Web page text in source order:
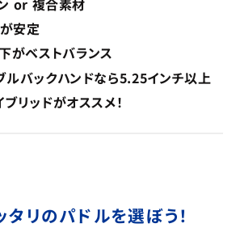
or 複合素材
安定
がベストバランス
バックハンドなら5.25インチ以上
リッドがオススメ！
リのパドルを選ぼう！